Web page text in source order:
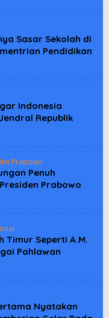
Sasar Sekolah di
Pendidikan
Indonesia
Republik
Prabowo
Penuh
Prabowo
Timur Seperti A.M.
Pahlawan
Nyatakan